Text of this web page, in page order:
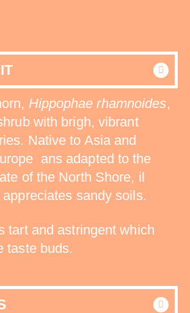
Hippophae rhamnoides,
with brigh, vibrant
Native to Asia and
ans adapted to the
of the North Shore, il
sandy soils.
tart and astringent which
taste buds.